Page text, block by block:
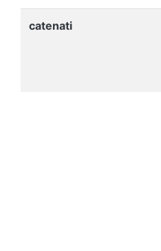
catenati